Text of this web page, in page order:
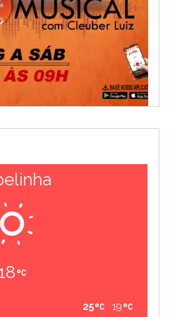
19
25